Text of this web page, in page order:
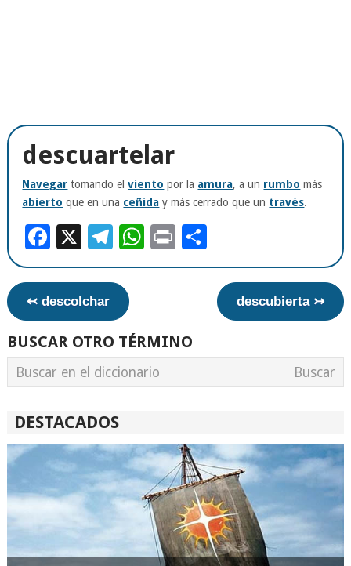
descuartelar
Navegar tomando elviento por la amura, a un rumbo más
abierto que en una ceñida y más cerrado que un través.
Facebook
X Telegram
WhatsApp
Print
↢ descolchar descubierta ↣
BUSCAR OTRO TÉRMINO
DESTACADOS